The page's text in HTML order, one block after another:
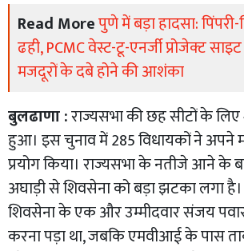
Read Moreपुणे में बड़ा हादसा:
ढही, PCMC वेस्ट-टू-एनर्जी प्रोजेक्ट
मजदूरों के दबे होने की आशंका
बुलढाणा :राज्यसभा की छह सीटों के
हुआ। इस चुनाव में 285 विधायकों ने अपने
प्रयोग किया। राज्यसभा के नतीजे आने के
अघाड़ी से शिवसेना को बड़ा झटका लगा
शिवसेना के एक और उम्मीदवार संजय
करना पड़ा था, जबकि एमवीआई के पास